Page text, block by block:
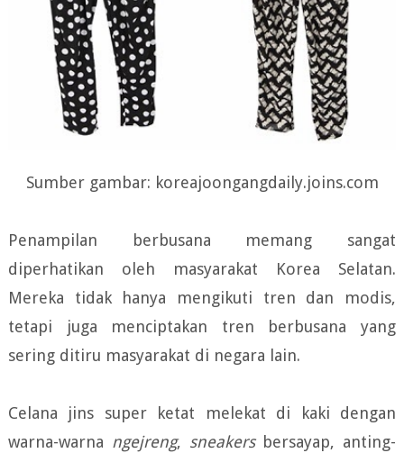
Sumber gambar: koreajoongangdaily.joins.com
Penampilan berbusana memang sangat
diperhatikan oleh masyarakat Korea Selatan.
Mereka tidak hanya mengikuti tren dan modis,
tetapi juga menciptakan tren berbusana yang
sering ditiru masyarakat di negara lain.
Celana jins super ketat melekat di kaki dengan
warna-warna ngejreng, sneakersbersayap, anting-